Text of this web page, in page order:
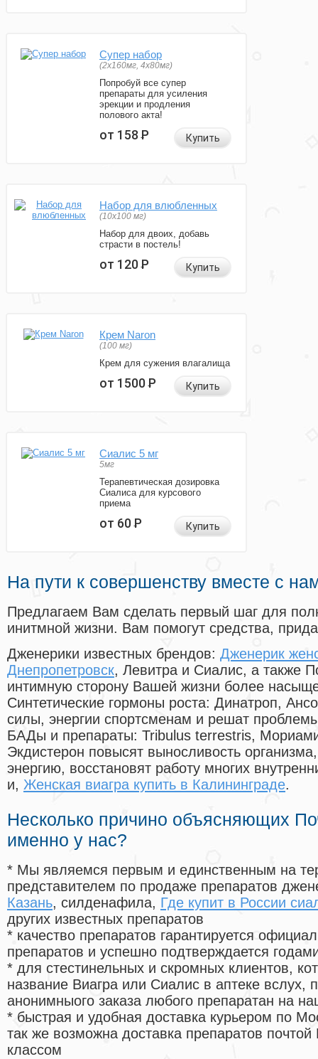
Супер набор
(2х160мг, 4х80мг)
Попробуй все супер
препараты для усиления
эрекции и продления
полового акта!
от 158Р Купить
Набор для влюбленных
(10х100 мг)
Набор для двоих, добавь
страсти в постель!
от 120Р Купить
Крем Naron
(100 мг)
Крем для сужения влагалища
от 1500Р Купить
Сиалис 5 мг
5мг
Терапевтическая дозировка
Сиалиса для курсового
приема
от 60Р Купить
На пути к совершенству вместе с
Предлагаем Вам сделать первый шаг для
инитмной жизни. Вам помогут средства,
Дженерики известных брендов: Дженерик
Днепропетровск, Левитра и Сиалис, а также
интимную сторону Вашей жизни более
Синтетические гормоны роста: Динатроп,
силы, энергии спортсменам и решат
БАДы и препараты: Tribulus terrestris,
Экдистерон повысят выносливость
энергию, восстановят работу многих
и, Женская виагра купить в Калининграде.
Несколько причино объясняющих
именно у нас?
* Мы являемся первым и единственным на
представителем по продаже препаратов
Казань, силденафила, Где купит в России
других известных препаратов
* качество препаратов гарантируется
препаратов и успешно подтверждается
* для стестинельных и скромных клиентов,
название Виагра или Сиалис в аптеке вслух,
анонимныого заказа любого препаратан на
* быстрая и удобная доставка курьером по
так же возможна доставка препаратов
классом